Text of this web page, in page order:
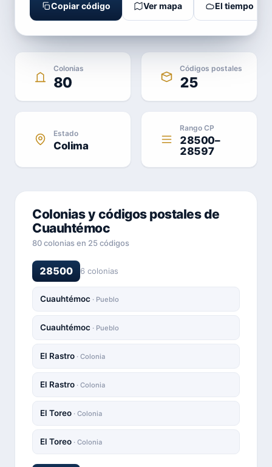
Copiar código Ver mapa El tiempo
Colonias
80
Códigos postales
25
Estado
Colima
Rango CP
28500–
28597
Colonias y códigos postales de
Cuauhtémoc
80 colonias en 25 códigos
28500 6 colonias
Cuauhtémoc · Pueblo
Cuauhtémoc · Pueblo
El Rastro · Colonia
El Rastro · Colonia
El Toreo · Colonia
El Toreo · Colonia